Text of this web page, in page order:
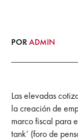
PORADMIN
Las elevadas
la creación de
marco fiscal para
tank’ (foro de